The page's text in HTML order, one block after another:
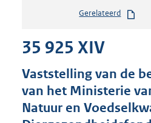
Gerelateerd
35 925 XIV
Vaststelling van de
van het Ministerie
Natuur en